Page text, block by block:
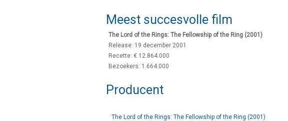
Meest succesvolle film
The Lord of the Rings: The Fellowship of the Ring (2001)
Release: 19 december 2001
Recette: € 12.864.000
Bezoekers: 1.664.000
Producent
The Lord of the Rings: The Fellowship of the Ring (2001)